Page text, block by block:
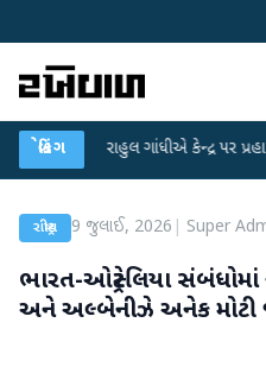
બ્રેકિંગ
પર રાહુલ ગાંધીએ કેન્દ્ર પર પ્રહાર કર્યા ●
રાષ્ટ્રીય 9 જુલાઈ, 2026 Super
ભારત-ઓસ્ટ્રેલિયા
અને અલ્બેનીઝે અનેક મોટી